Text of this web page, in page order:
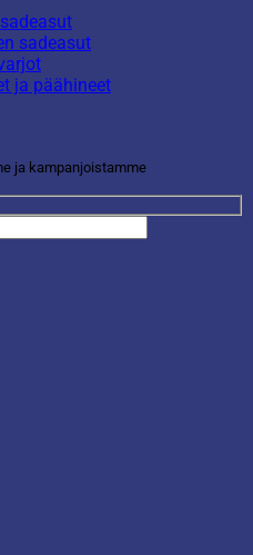
sadeasut
ja päähineet
ja kampanjoistamme